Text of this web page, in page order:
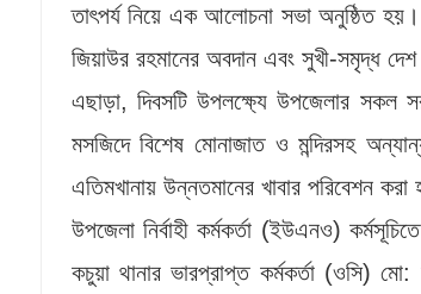
তাৎপর্য নিয়ে এক আলোচনা সভা অনুষ্ঠিত হয়।
জিয়াউর রহমানের অবদান এবং সুখী-সমৃদ্ধ
​এছাড়া, দিবসটি উপলক্ষ্যে উপজেলার সকল
মসজিদে বিশেষ মোনাজাত ও মন্দিরসহ
এতিমখানায় উন্নতমানের খাবার পরিবেশন করা
​উপজেলা নির্বাহী কর্মকর্তা (ইউএনও)
কচুয়া থানার ভারপ্রাপ্ত কর্মকর্তা (ওসি)